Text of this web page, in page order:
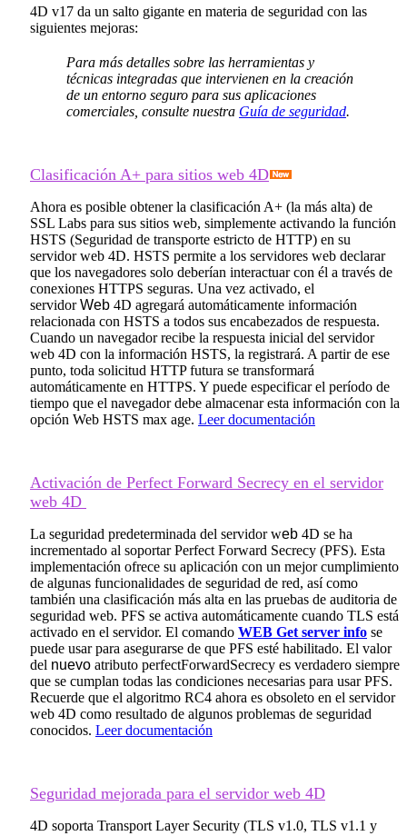
4D v17 da un salto gigante en materia de seguridad con las
siguientes mejoras:
Para más detalles sobre las herramientas y
técnicas integradas que intervienen en la creación
de un entorno seguro para sus aplicaciones
comerciales, consulte nuestra Guía de seguridad.
Clasificación A+ para sitios web 4D
Ahora es posible obtener la clasificación A+ (la más alta) de
SSL Labs para sus sitios web, simplemente activando la función
HSTS (Seguridad de transporte estricto de HTTP) en su
servidor web 4D. HSTS permite a los servidores web declarar
que los navegadores solo deberían interactuar con él a través de
conexiones HTTPS seguras. Una vez activado, el
servidorWeb 4D agregará automáticamente información
relacionada con HSTS a todos sus encabezados de respuesta.
Cuando un navegador recibe la respuesta inicial del servidor
web 4D con la información HSTS, la registrará. A partir de ese
punto, toda solicitud HTTP futura se transformará
automáticamente en HTTPS. Y puede especificar el período de
tiempo que el navegador debe almacenar esta información con la
opción Web HSTS max age. Leer documentación
Activación de Perfect Forward Secrecy en el servidor
web 4D
La seguridad predeterminada del servidor web 4D se ha
incrementado al soportar Perfect Forward Secrecy (PFS). Esta
implementación ofrece su aplicación con un mejor cumplimiento
de algunas funcionalidades de seguridad de red, así como
también una clasificación más alta en las pruebas de auditoria de
seguridad web. PFS se activa automáticamente cuando TLS está
activado en el servidor. El comando WEB Get server info se
puede usar para asegurarse de que PFS esté habilitado. El valor
del nuevo atributo perfectForwardSecrecy es verdadero siempre
que se cumplan todas las condiciones necesarias para usar PFS.
Recuerde que el algoritmo RC4 ahora es obsoleto en el servidor
web 4D como resultado de algunos problemas de seguridad
conocidos. Leer documentación
Seguridad mejorada para el servidor web 4D
4D soporta Transport Layer Security (TLS v1.0, TLS v1.1 y